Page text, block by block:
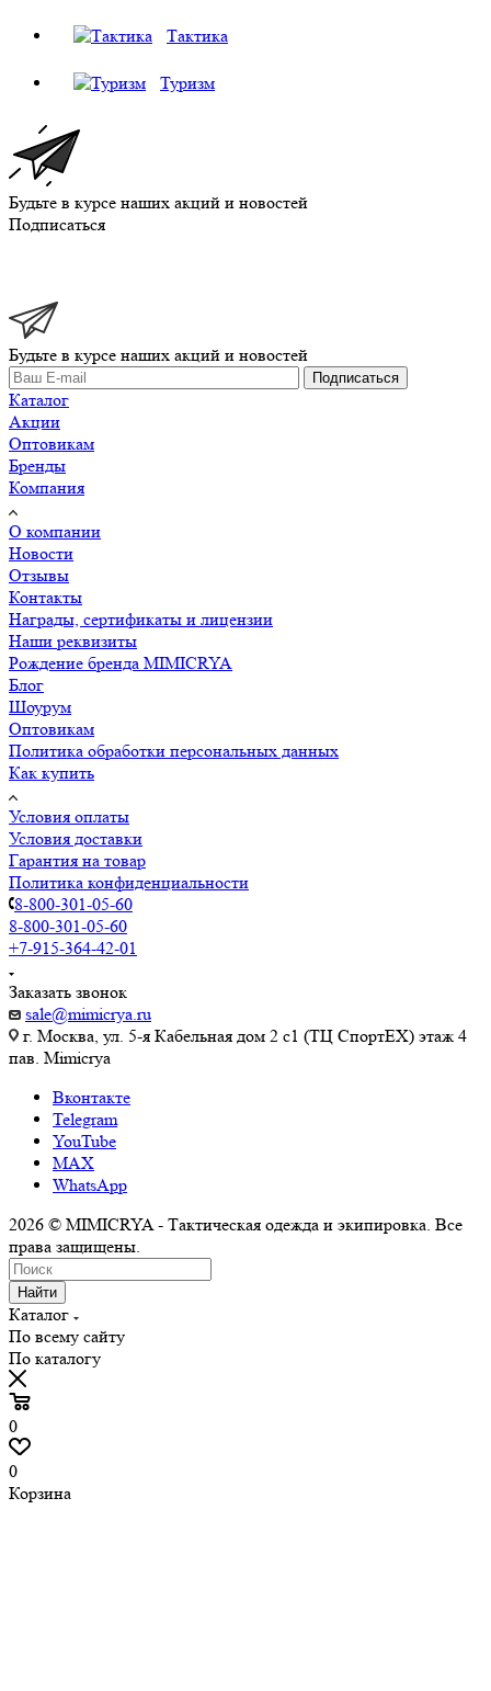
Тактика
Туризм
Будьте в курсе наших акций и новостей
Подписаться
Будьте в курсе наших акций и новостей
Подписаться
Каталог
Акции
Оптовикам
Бренды
Компания
О компании
Новости
Отзывы
Контакты
Награды, сертификаты и лицензии
Наши реквизиты
Рождение бренда MIMICRYA
Блог
Шоурум
Оптовикам
Политика обработки персональных данных
Как купить
Условия оплаты
Условия доставки
Гарантия на товар
Политика конфиденциальности
8-800-301-05-60
8-800-301-05-60
+7-915-364-42-01
Заказать звонок
sale@mimicrya.ru
г. Москва, ул. 5-я Кабельная дом 2 с1 (ТЦ СпортEX) этаж 4
пав. Mimicrya
Вконтакте
Telegram
YouTube
MAX
WhatsApp
2026 © MIMICRYA - Тактическая одежда и экипировка. Все
права защищены.
Найти
Каталог
По всему сайту
По каталогу
0
0
Корзина